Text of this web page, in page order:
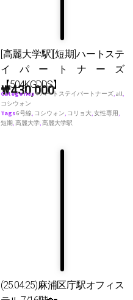
[高麗大学駅][短期]ハートステ
イパートナーズ
【504KGDDS】
₩430,000
Categories♥ ハートステイパートナーズ,all,
コシウォン
Tags6号線, コシウォン, コリョ大,女性専用,
短期,高麗大学,高麗大学駅
(25.04.25)麻浦区庁駅オフィス